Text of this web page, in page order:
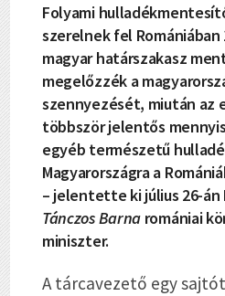
Folyami
szerelnek fel Romániában
magyar határszakasz
megelőzzék a
szennyezését, miután az
többször jelentős
egyéb természetű
Magyarországra a
– jelentette ki július 26-án
Tánczos Barna romániai
miniszter.
A tárcavezető egy